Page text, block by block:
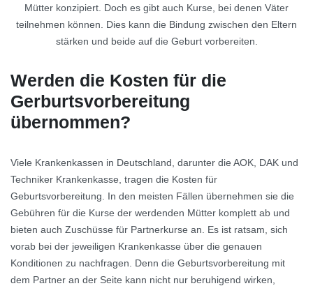
Mütter konzipiert. Doch es gibt auch Kurse, bei denen Väter
teilnehmen können. Dies kann die Bindung zwischen den Eltern
stärken und beide auf die Geburt vorbereiten.
Werden die Kosten für die
Gerburtsvorbereitung
übernommen?
Viele Krankenkassen in Deutschland, darunter die AOK, DAK und
Techniker Krankenkasse, tragen die Kosten für
Geburtsvorbereitung. In den meisten Fällen übernehmen sie die
Gebühren für die Kurse der werdenden Mütter komplett ab und
bieten auch Zuschüsse für Partnerkurse an. Es ist ratsam, sich
vorab bei der jeweiligen Krankenkasse über die genauen
Konditionen zu nachfragen. Denn die Geburtsvorbereitung mit
dem Partner an der Seite kann nicht nur beruhigend wirken,